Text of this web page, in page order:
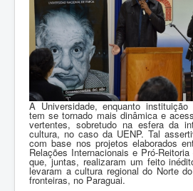
A Universidade, enquanto instituição
tem se tornado mais dinâmica e
vertentes, sobretudo na esfera da
cultura, no caso da UENP. Tal
com base nos projetos elaborados
Relações Internacionais e Pró-
que, juntas, realizaram um feito
levaram a cultura regional do Norte
fronteiras, no Paraguai.